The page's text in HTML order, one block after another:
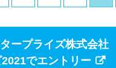
ープライズ株式会
2021でエントリー